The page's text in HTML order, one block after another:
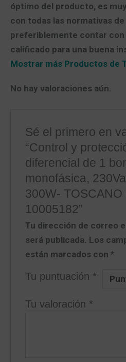
óptimo del producto, es
con todas las normativas
preferiblemente contar con
calificado para una buena
Mostrar más Productos de
No hay valoraciones aún.
Sé el primero en
“Control y
diferencial de 1
monofásica,
300W- TOSCANO
10005182”
Tu dirección de correo
será publicada. Los
están marcados con*
Tu puntuación *
Tu valoración *